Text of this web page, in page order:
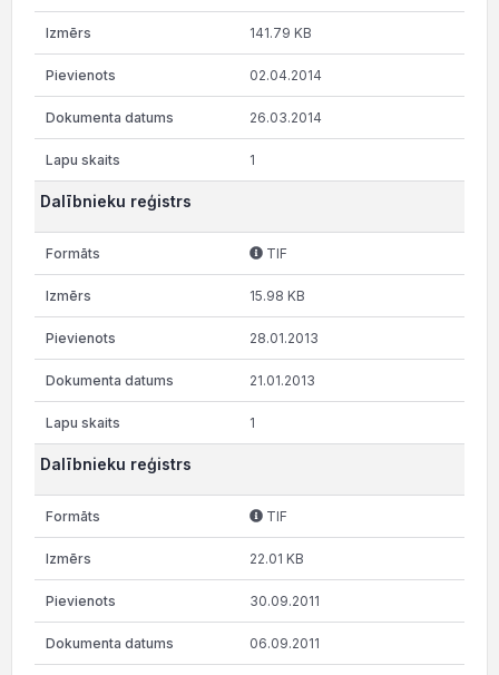
141.79 KB
02.04.2014
26.03.2014
1
Dalībnieku reģistrs
TIF
15.98 KB
28.01.2013
21.01.2013
1
Dalībnieku reģistrs
TIF
22.01 KB
30.09.2011
06.09.2011